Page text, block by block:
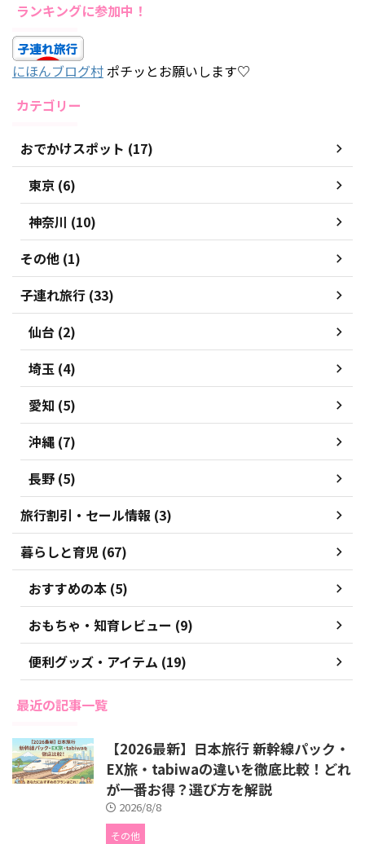
ランキングに参加中！
にほんブログ村 ポチッとお願いします♡
カテゴリー
おでかけスポット (17)
東京 (6)
神奈川 (10)
その他 (1)
子連れ旅行 (33)
仙台 (2)
埼玉 (4)
愛知 (5)
沖縄 (7)
長野 (5)
旅行割引・セール情報 (3)
暮らしと育児 (67)
おすすめの本 (5)
おもちゃ・知育レビュー (9)
便利グッズ・アイテム (19)
最近の記事一覧
【2026最新】日本旅行 新幹線パック・
EX旅・tabiwaの違いを徹底比較！どれ
が一番お得？選び方を解説
2026/8/8
その他